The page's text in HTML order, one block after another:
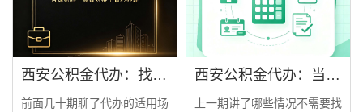
化这件事。最近的变化有哪些
租房提取额度提高了。今年很
多城市上调了租房提取...
百包过”“什么情况都能办”之
类的话，就以为代办都是这样
操作的。其实正规代...
西安公积金代办：找不找代办的最终判断标准
前面几十期聊了代办的适用场
西安公积金代办：当你犹豫要不要找人时，先看自己符合这几点吗
上一期讲了哪些情况不需要找